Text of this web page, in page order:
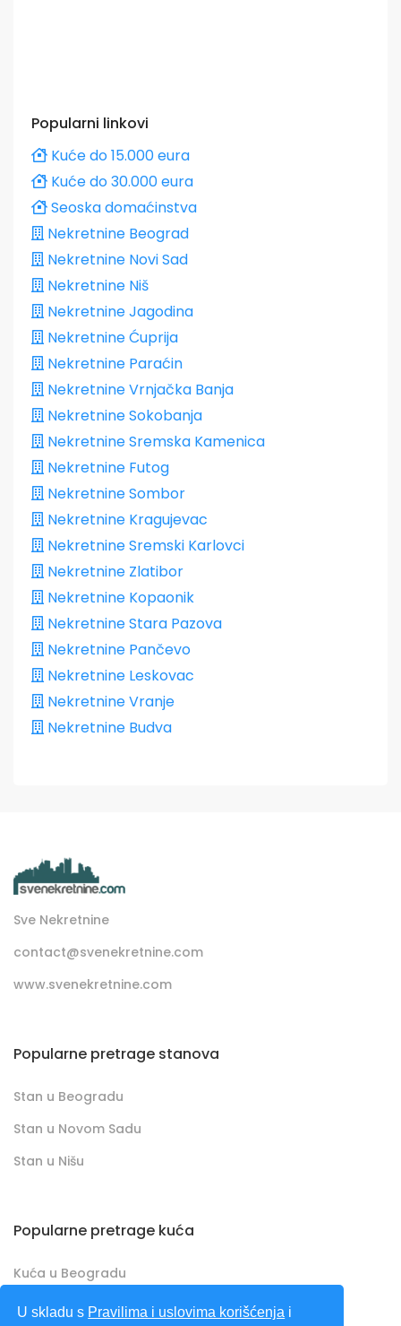
U skladu s Pravilima i uslovima korišćenja i
Popularni linkovi
Kuće do 15.000 eura
Kuće do 30.000 eura
Seoska domaćinstva
Nekretnine Beograd
Nekretnine Novi Sad
Nekretnine Niš
Nekretnine Jagodina
Nekretnine Ćuprija
Nekretnine Paraćin
Nekretnine Vrnjačka Banja
Nekretnine Sokobanja
Nekretnine Sremska Kamenica
Nekretnine Futog
Nekretnine Sombor
Nekretnine Kragujevac
Nekretnine Sremski Karlovci
Nekretnine Zlatibor
Nekretnine Kopaonik
Nekretnine Stara Pazova
Nekretnine Pančevo
Nekretnine Leskovac
Nekretnine Vranje
Nekretnine Budva
Sve Nekretnine
contact@svenekretnine.com
www.svenekretnine.com
Popularne pretrage stanova
Stan u Beogradu
Stan u Novom Sadu
Stan u Nišu
Popularne pretrage kuća
Kuća u Beogradu
Kuća u Novom Sadu